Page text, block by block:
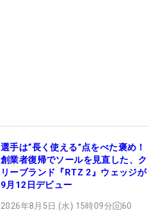
選手は“長く使える”点をべた褒め！
創業者復帰でソールを見直した、ク
リーブランド『RTZ 2』ウェッジが
9月12日デビュー
2026年8月5日 (水) 15時09分 60